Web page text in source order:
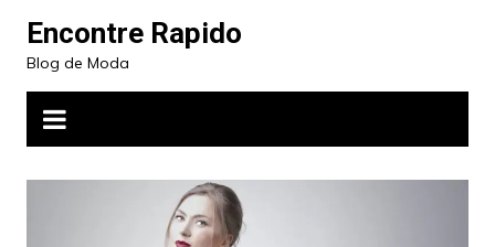
para
conteúdo
Encontre Rapido
Blog de Moda